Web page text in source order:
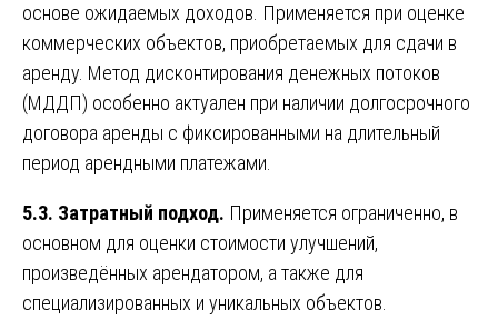
основе ожидаемых доходов. Применяется при оценке
коммерческих объектов, приобретаемых для сдачи в
аренду. Метод дисконтирования денежных потоков
(МДДП) особенно актуален при наличии долгосрочного
договора аренды с фиксированными на длительный
период арендными платежами.
5.3. Затратный подход. Применяется ограниченно, в
основном для оценки стоимости улучшений,
произведённых арендатором, а также для
специализированных и уникальных объектов.